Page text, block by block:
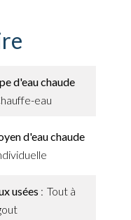
d'eau chaude
eau
d'eau chaude
usées
Tout à